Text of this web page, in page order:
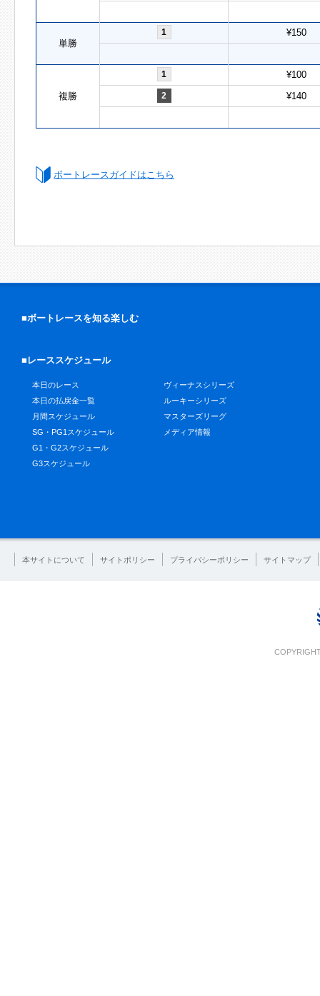
単勝
1 ¥150
複勝
1 ¥100
2 ¥140
ボートレースガイドはこちら
■ボートレースを知る楽しむ
■レーススケジュール
本日のレース
本日の払戻金一覧
月間スケジュール
SG・PG1スケジュール
G1・G2スケジュール
G3スケジュール
ヴィーナスシリーズ
ルーキーシリーズ
マスターズリーグ
メディア情報
本サイトについて サイトポリシー プライバシーポリシー サイトマップ